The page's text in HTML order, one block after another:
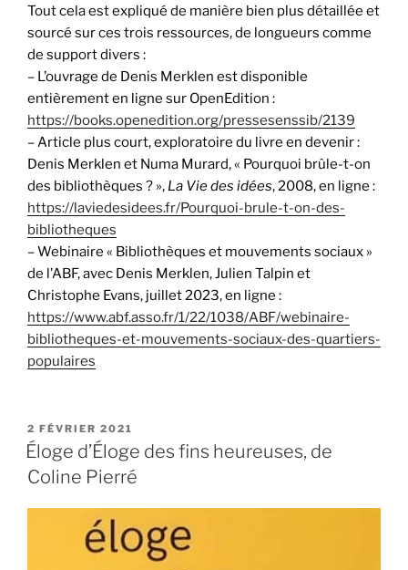
Tout cela est expliqué de manière bien plus détaillée et
sourcé sur ces trois ressources, de longueurs comme
de support divers :
– L’ouvrage de Denis Merklen est disponible
entièrement en ligne sur OpenEdition :
https://books.openedition.org/pressesenssib/2139
– Article plus court, exploratoire du livre en devenir :
Denis Merklen et Numa Murard, « Pourquoi brûle-t-on
des bibliothèques ? », La Vie des idées, 2008, en ligne :
https://laviedesidees.fr/Pourquoi-brule-t-on-des-
bibliotheques
– Webinaire « Bibliothèques et mouvements sociaux »
de l’ABF, avec Denis Merklen, Julien Talpin et
Christophe Evans, juillet 2023, en ligne :
https://www.abf.asso.fr/1/22/1038/ABF/webinaire-
bibliotheques-et-mouvements-sociaux-des-quartiers-
populaires
PUBLIÉ
LE
2 FÉVRIER 2021
Éloge d’Éloge des fins heureuses, de
Coline Pierré